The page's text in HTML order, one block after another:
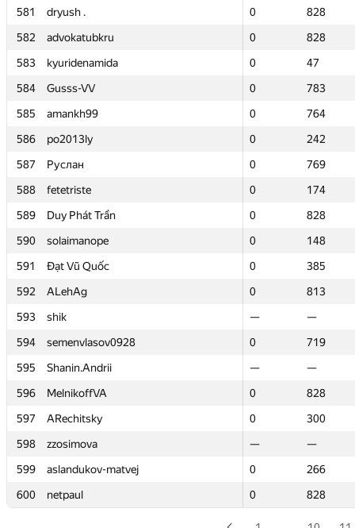
581
dryush . 0
828
582
advokatubkru 0
828
583
kyuridenamida 0
47
584
Gusss-VV 0
783
585
amankh99 0
764
586
po2013ly 0
242
587
Руслан 0
769
588
fetetriste 0
174
589
Duy Phát Trần 0
828
590
solaimanope 0
148
591
Đạt Vũ Quốc 0
385
592
ALehAg 0
813
593
shik —
—
594
semenvlasov0928 0
719
595
Shanin.Andrii —
—
596
MelnikoffVA 0
828
597
ARechitsky 0
300
598
zzosimova —
—
599
aslandukov-matvej 0
266
600
netpaul 0 828
581
dryush . 0
828
582
advokatubkru 0
828
583
kyuridenamida 0
47
584
Gusss-VV 0
783
585
amankh99 0
764
586
po2013ly 0
242
587
Руслан 0
769
588
fetetriste 0
174
589
Duy Phát Trần 0
828
590
solaimanope 0
148
591
Đạt Vũ Quốc 0
385
592
ALehAg 0
813
593
shik —
—
594
semenvlasov0928 0
719
595
Shanin.Andrii —
—
596
MelnikoffVA 0
828
597
ARechitsky 0
300
598
zzosimova —
—
599
aslandukov-matvej 0
266
600
netpaul 0 828